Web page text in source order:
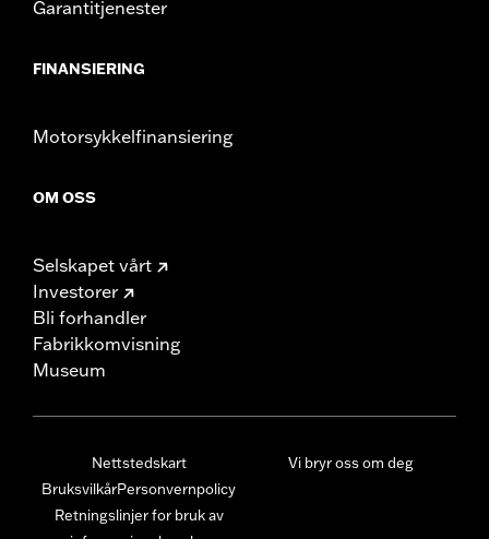
Garantitjenester
FINANSIERING
Motorsykkelfinansiering
OM OSS
Selskapet vårt
Investorer
Bli forhandler
Fabrikkomvisning
Museum
Nettstedskart
BruksvilkårPersonvernpolicy
Retningslinjer for bruk av
Vi bryr oss om deg